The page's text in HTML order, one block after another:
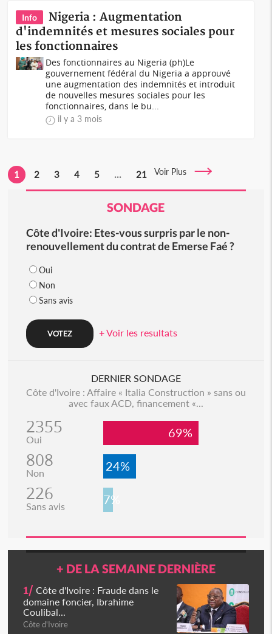
Info
Nigeria : Augmentation
d'indemnités et mesures sociales pour
les fonctionnaires
Des fonctionnaires au Nigeria (ph)Le
gouvernement fédéral du Nigeria a approuvé
une augmentation des indemnités et introduit
de nouvelles mesures sociales pour les
fonctionnaires, dans le bu...
il y a 3 mois
1 2 3 4 5 ... 21 Voir Plus
SONDAGE
Côte d'Ivoire: Etes-vous surpris par le non-
renouvellement du contrat de Emerse Faé ?
Oui
Non
Sans avis
+ Voir les resultats
DERNIER SONDAGE
Côte d'Ivoire : Affaire « Italia Construction » sans ou
avec faux ACD, financement «...
2355
Oui 69%
808
Non 24%
226
Sans avis 7%
+ DE LA SEMAINE DERNIÈRE
1/ Côte d'Ivoire : Fraude dans le
domaine foncier, Ibrahime
Coulibal...
Côte d'Ivoire